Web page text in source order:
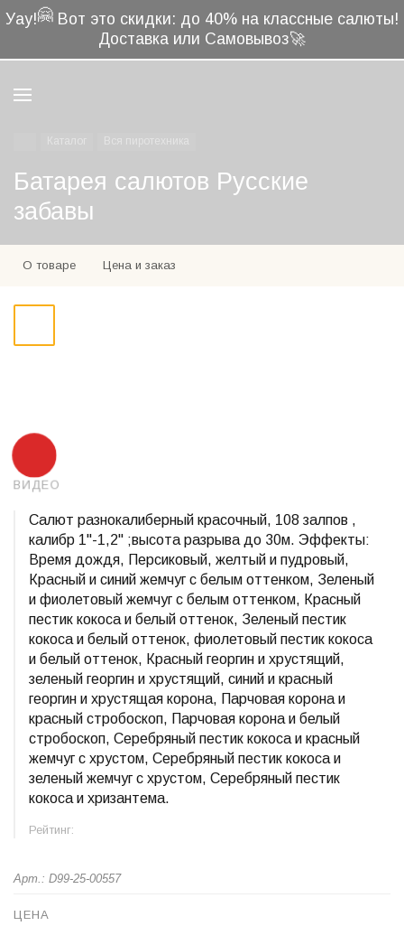
Уау!🤗 Вот это скидки: до 40% на классные салюты!
Доставка или Самовывоз🚀
Батарея салютов Русские
забавы
О товаре Цена и заказ
ВИДЕО
Салют разнокалиберный красочный, 108 залпов ,
калибр 1"-1,2" ;высота разрыва до 30м. Эффекты:
Время дождя, Персиковый, желтый и пудровый,
Красный и синий жемчуг с белым оттенком, Зеленый
и фиолетовый жемчуг с белым оттенком, Красный
пестик кокоса и белый оттенок, Зеленый пестик
кокоса и белый оттенок, фиолетовый пестик кокоса
и белый оттенок, Красный георгин и хрустящий,
зеленый георгин и хрустящий, синий и красный
георгин и хрустящая корона, Парчовая корона и
красный стробоскоп, Парчовая корона и белый
стробоскоп, Серебряный пестик кокоса и красный
жемчуг с хрустом, Серебряный пестик кокоса и
зеленый жемчуг с хрустом, Серебряный пестик
кокоса и хризантема.
Рейтинг:
Арт.: D99-25-00557
ЦЕНА